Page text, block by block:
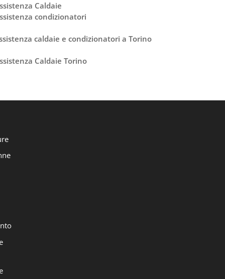
Caldaie
condizionatori
caldaie e condizionatori a Torino
Caldaie Torino